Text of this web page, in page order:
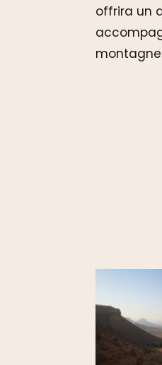
offrira un